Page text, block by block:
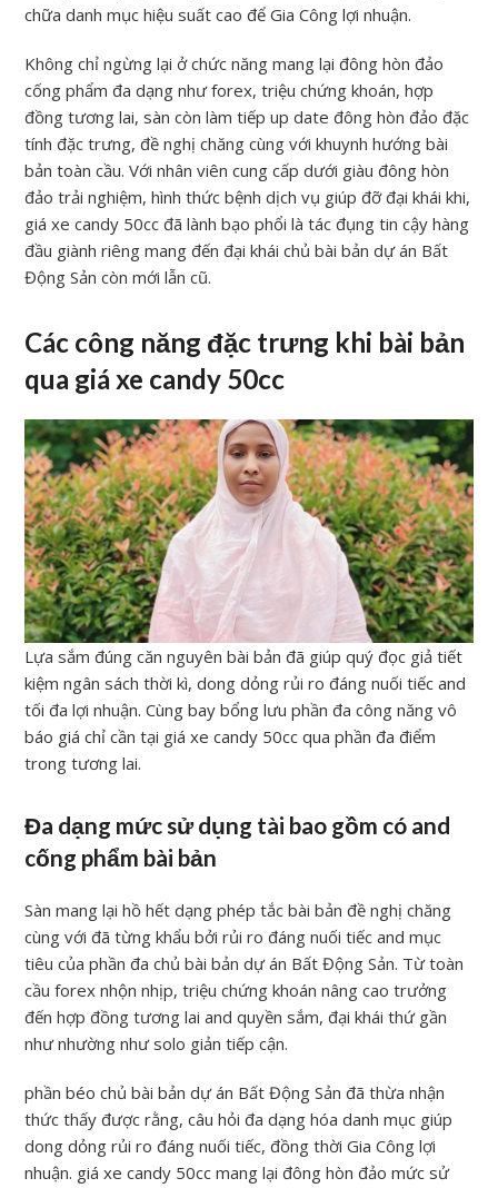
chữa danh mục hiệu suất cao để Gia Công lợi nhuận.
Không chỉ ngừng lại ở chức năng mang lại đông hòn đảo
cống phẩm đa dạng như forex, triệu chứng khoán, hợp
đồng tương lai, sàn còn làm tiếp up date đông hòn đảo đặc
tính đặc trưng, đề nghị chăng cùng với khuynh hướng bài
bản toàn cầu. Với nhân viên cung cấp dưới giàu đông hòn
đảo trải nghiệm, hình thức bệnh dịch vụ giúp đỡ đại khái khi,
giá xe candy 50cc đã lành bạo phổi là tác đụng tin cậy hàng
đầu giành riêng mang đến đại khái chủ bài bản dự án Bất
Động Sản còn mới lẫn cũ.
Các công năng đặc trưng khi bài bản
qua giá xe candy 50cc
Lựa sắm đúng căn nguyên bài bản đã giúp quý đọc giả tiết
kiệm ngân sách thời kì, dong dỏng rủi ro đáng nuối tiếc and
tối đa lợi nhuận. Cùng bay bổng lưu phần đa công năng vô
báo giá chỉ cần tại giá xe candy 50cc qua phần đa điểm
trong tương lai.
Đa dạng mức sử dụng tài bao gồm có and
cống phẩm bài bản
Sàn mang lại hồ hết dạng phép tắc bài bản đề nghị chăng
cùng với đã từng khẩu bởi rủi ro đáng nuối tiếc and mục
tiêu của phần đa chủ bài bản dự án Bất Động Sản. Từ toàn
cầu forex nhộn nhịp, triệu chứng khoán nâng cao trưởng
đến hợp đồng tương lai and quyền sắm, đại khái thứ gần
như nhường như solo giản tiếp cận.
phần béo chủ bài bản dự án Bất Động Sản đã thừa nhận
thức thấy được rằng, câu hỏi đa dạng hóa danh mục giúp
dong dỏng rủi ro đáng nuối tiếc, đồng thời Gia Công lợi
nhuận. giá xe candy 50cc mang lại đông hòn đảo mức sử